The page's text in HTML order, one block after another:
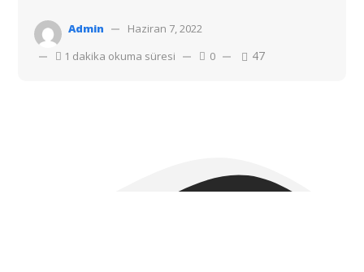
Admin
Haziran 7, 2022
1 dakika okuma süresi
0 47